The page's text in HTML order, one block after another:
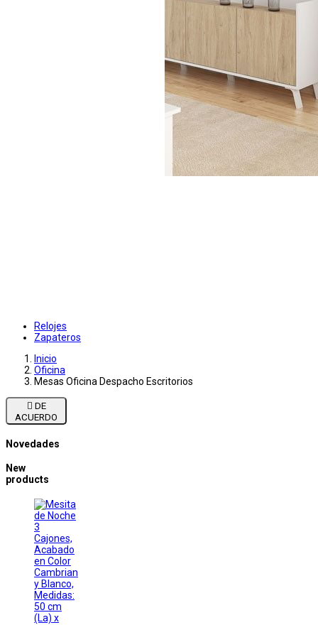
Relojes
Zapateros
Inicio
Oficina
Mesas Oficina Despacho Escritorios

ACUERDO
Novedades
New
products